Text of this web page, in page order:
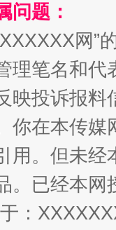
问题：
网”
理笔名和
映投诉报
你在本传
用。但未
。已经本
：